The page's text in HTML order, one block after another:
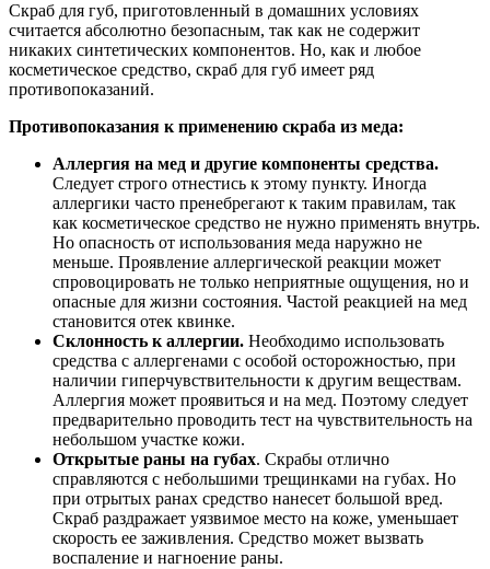
Скраб для губ, приготовленный в домашних условиях
считается абсолютно безопасным, так как не содержит
никаких синтетических компонентов. Но, как и любое
косметическое средство, скраб для губ имеет ряд
противопоказаний.
Противопоказания к применению скраба из меда:
Аллергия на мед и другие компоненты средства.
Следует строго отнестись к этому пункту. Иногда
аллергики часто пренебрегают к таким правилам, так
как косметическое средство не нужно применять внутрь.
Но опасность от использования меда наружно не
меньше. Проявление аллергической реакции может
спровоцировать не только неприятные ощущения, но и
опасные для жизни состояния. Частой реакцией на мед
становится отек квинке.
Склонность к аллергии. Необходимо использовать
средства с аллергенами с особой осторожностью, при
наличии гиперчувствительности к другим веществам.
Аллергия может проявиться и на мед. Поэтому следует
предварительно проводить тест на чувствительность на
небольшом участке кожи.
Открытые раны на губах. Скрабы отлично
справляются с небольшими трещинками на губах. Но
при отрытых ранах средство нанесет большой вред.
Скраб раздражает уязвимое место на коже, уменьшает
скорость ее заживления. Средство может вызвать
воспаление и нагноение раны.